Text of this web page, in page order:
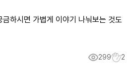
하시면 가볍게 이야기 나눠보는 것도
299 2